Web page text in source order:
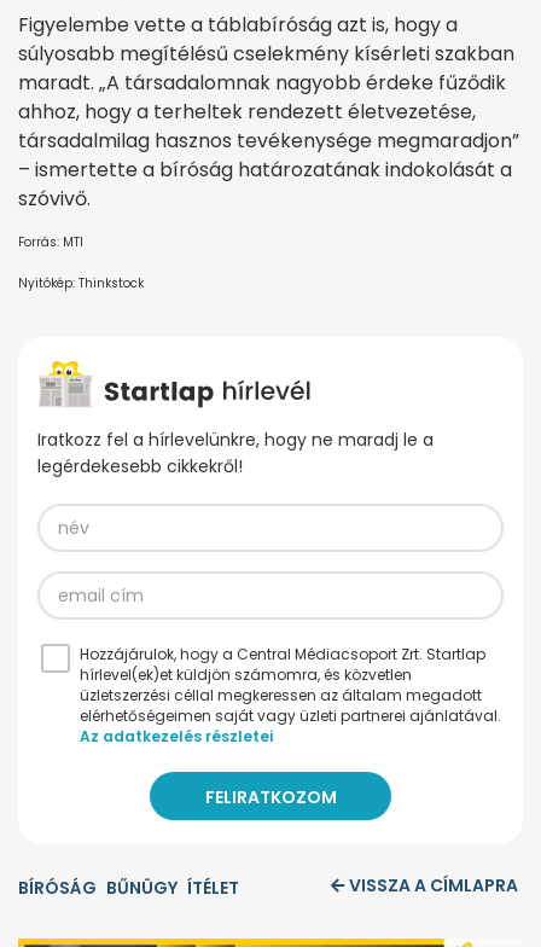
Figyelembe vette a táblabíróság azt is, hogy a
súlyosabb megítélésű cselekmény kísérleti szakban
maradt. „A társadalomnak nagyobb érdeke fűződik
ahhoz, hogy a terheltek rendezett életvezetése,
társadalmilag hasznos tevékenysége megmaradjon”
– ismertette a bíróság határozatának indokolását a
szóvivő.
Forrás: MTI
Nyitókép: Thinkstock
Iratkozz fel a hírlevelünkre, hogy ne maradj le a
legérdekesebb cikkekről!
Hozzájárulok, hogy a Central Médiacsoport Zrt. Startlap
hírlevel(ek)et küldjön számomra, és közvetlen
üzletszerzési céllal megkeressen az általam megadott
elérhetőségeimen saját vagy üzleti partnerei ajánlatával.
Az adatkezelés részletei
BÍRÓSÁG BŰNÜGY ÍTÉLET VISSZA A CÍMLAPRA